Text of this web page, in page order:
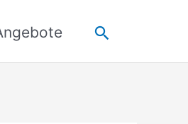
Suchen